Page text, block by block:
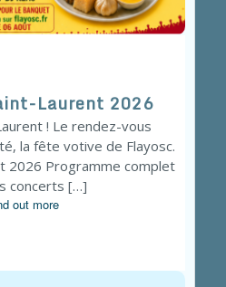
Laurent 2026
! Le rendez-vous
la fête votive de Flayosc.
2026 Programme complet
concerts […]
out more